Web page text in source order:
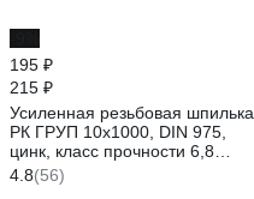
195 ₽
215 ₽
Усиленная резьбовая шпилька
РК ГРУП 10x1000, DIN 975,
цинк, класс прочности 6,8
РК000003169
4.8(56)